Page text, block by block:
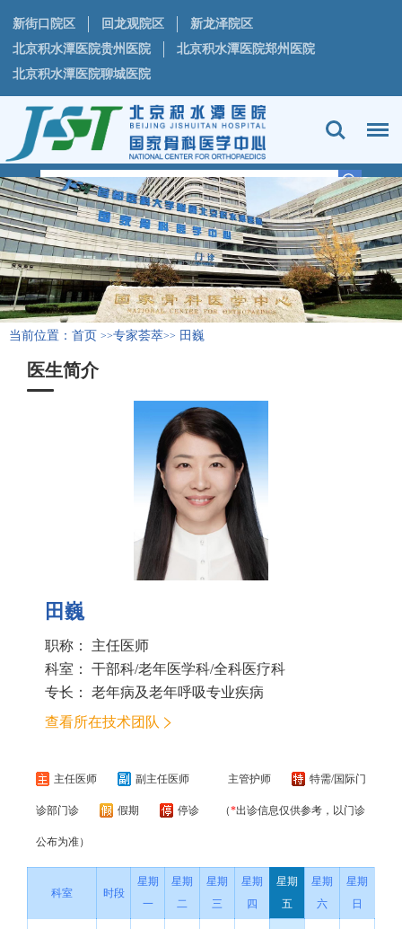
新街口院区 回龙观院区
新龙泽院区
北京积水潭医院贵州医院
北京积水潭医院郑州医院
北京积水潭医院聊城医院
当前位置： 首页 >>专家荟萃>> 田巍
医生简介
田巍
职称： 主任医师
科室： 干部科/老年医学科/全科医疗科
专长： 老年病及老年呼吸专业疾病
查看所在技术团队
主任医师 副主任医师 主管护师 特需/国际门
诊部门诊 假期 停诊 （*出诊信息仅供参考，以门诊
公布为准）
科室 时段
星期
一
星期
二
星期
三
星期
四
星期
五
星期
六
星期
日